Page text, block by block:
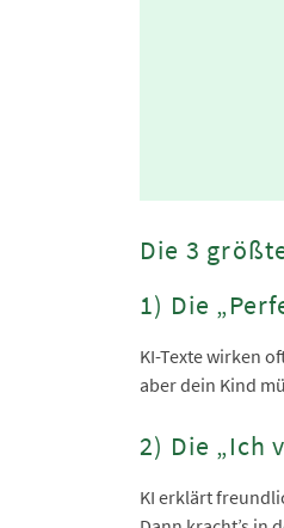
Die 3
1) Die
KI-Texte wirken
aber dein Kind
2) Die „Ich
KI erklärt